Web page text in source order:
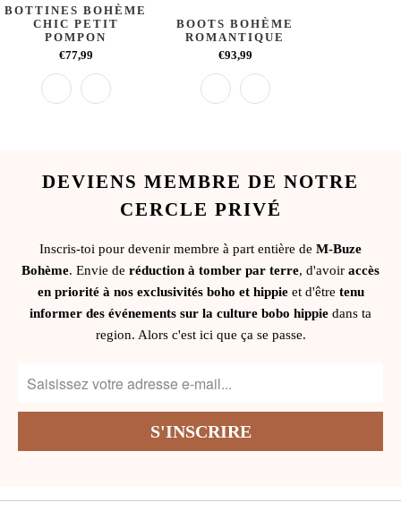
BOTTINES BOHÈME
CHIC PETIT
POMPON
€77,99
BOOTS BOHÈME
ROMANTIQUE
€93,99
DEVIENS MEMBRE DE NOTRE
CERCLE PRIVÉ
Inscris-toi pour devenir membre à part entière de M-Buze
Bohème. Envie de réduction à tomber par terre, d'avoir accès
en priorité à nos exclusivités boho et hippieet d'être tenu
informer des événements sur la culture bobo hippie dans ta
region. Alors c'est ici que ça se passe.